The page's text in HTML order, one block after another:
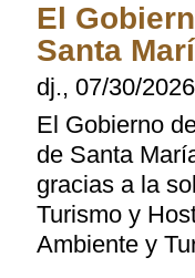
El
Santa
dj., 07/30/
El Gobierno
de Santa
gracias a la
Turismo y
Ambiente y